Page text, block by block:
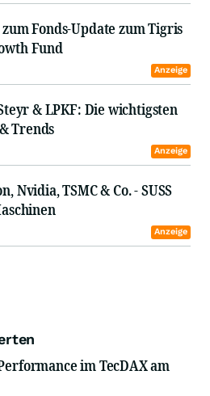
Fonds-Update zum Tigris
Fund
Anzeige
& LPKF: Die wichtigsten
Trends
Anzeige
Nvidia, TSMC & Co. - SUSS
Anzeige
im TecDAX am